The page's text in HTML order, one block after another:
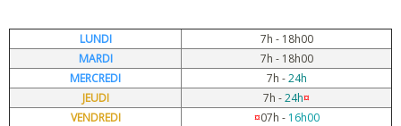
LUNDI
7h - 18h00
MARDI
7h - 18h00
MERCREDI
7h -24h
JEUDI
7h -24h¤
VENDREDI
¤07h - 16h00